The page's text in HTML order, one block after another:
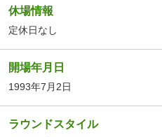
休場情報
定休日なし
開場年月日
1993年7月2日
ラウンドスタイル